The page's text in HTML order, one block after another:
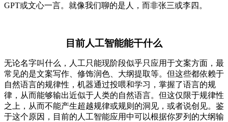
GPT或文心一言。就像我们聊的是人，而非张三或李四。
目前人工智能能干什么
无论名字叫什么，人工只能现阶段似乎只应用于文案方面，最
常见的是文案写作、修饰润色、大纲提取等。但这些都依赖于
自然语言的规律性，机器通过投喂和学习，掌握了语言的规
律，从而能够输出近似于人类的自然语言。但这仅限于规律性
之上，从而不能产生超越规律或规则的洞见，或者说创见。鉴
于这个原因，目前的人工智能应用中可以根据你罗列的大纲输